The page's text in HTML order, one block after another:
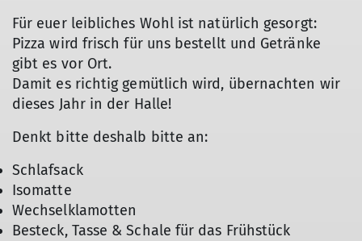
Für euer leibliches Wohl ist natürlich gesorgt:
Pizza wird frisch für uns bestellt und Getränke
gibt es vor Ort.
Damit es richtig gemütlich wird, übernachten wir
dieses Jahr in der Halle!
Denkt bitte deshalb bitte an:
Schlafsack
Isomatte
Wechselklamotten
Besteck, Tasse & Schale für das Frühstück